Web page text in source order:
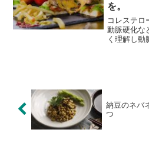
を。
コレステロ
動脈硬化な
く理解し動
納豆のネバ
つ